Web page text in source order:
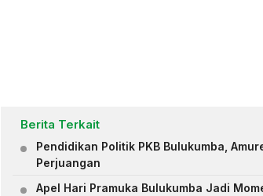
Berita Terkait
Pendidikan Politik PKB Bulukumba,
Perjuangan
Apel Hari Pramuka Bulukumba Jadi